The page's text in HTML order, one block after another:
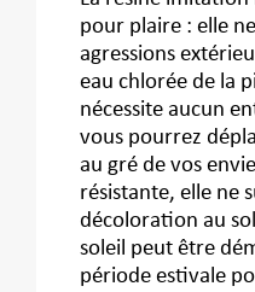
pour plaire : elle
agressions
eau chlorée de la
nécessite aucun
vous pourrez
au gré de vos
résistante, elle ne
décoloration au
soleil peut être
période estivale